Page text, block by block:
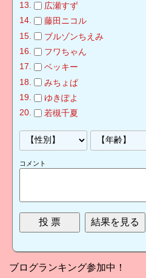
広瀬すず
藤田ニコル
ブルゾンちえみ
フワちゃん
ベッキー
みちょぱ
ゆきぽよ
若槻千夏
コメント
ブログランキング参加中！